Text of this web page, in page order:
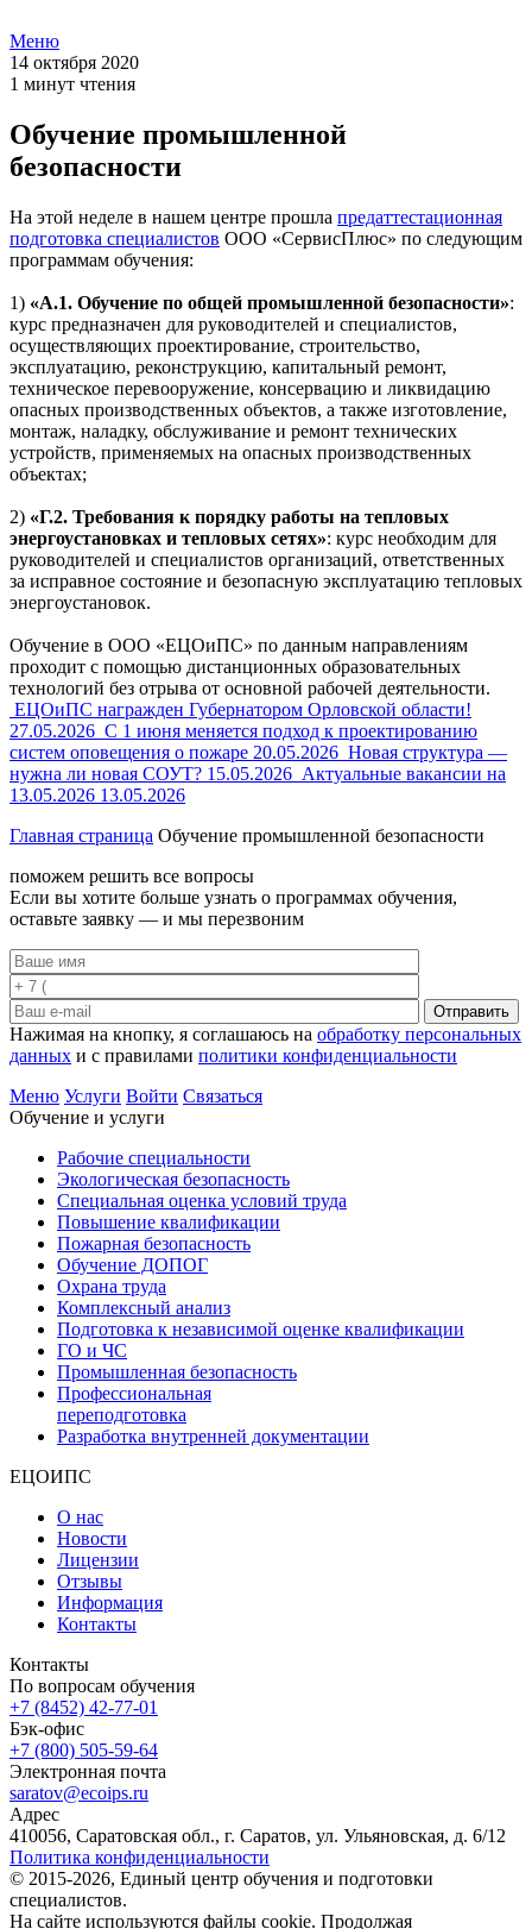
Меню
14 октября 2020
1 минут чтения
Обучение промышленной
безопасности
На этой неделе в нашем центре прошла предаттестационная
подготовка специалистов ООО «СервисПлюс» по следующим
программам обучения:
1) «А.1. Обучение по общей промышленной безопасности»:
курс предназначен для руководителей и специалистов,
осуществляющих проектирование, строительство,
эксплуатацию, реконструкцию, капитальный ремонт,
техническое перевооружение, консервацию и ликвидацию
опасных производственных объектов, а также изготовление,
монтаж, наладку, обслуживание и ремонт технических
устройств, применяемых на опасных производственных
объектах;
2) «Г.2. Требования к порядку работы на тепловых
энергоустановках и тепловых сетях»: курс необходим для
руководителей и специалистов организаций, ответственных
за исправное состояние и безопасную эксплуатацию тепловых
энергоустановок.
Обучение в ООО «ЕЦОиПС» по данным направлениям
проходит с помощью дистанционных образовательных
технологий без отрыва от основной рабочей деятельности.
ЕЦОиПС награжден Губернатором Орловской области!
27.05.2026 С 1 июня меняется подход к проектированию
систем оповещения о пожаре 20.05.2026 Новая структура —
нужна ли новая СОУТ? 15.05.2026 Актуальные вакансии на
13.05.2026 13.05.2026
Главная страница Обучение промышленной безопасности
поможем решить все вопросы
Если вы хотите больше узнать о программах обучения,
оставьте заявку — и мы перезвоним
Отправить
Нажимая на кнопку, я соглашаюсь на обработку персональных
данных и с правилами политики конфиденциальности
Меню Услуги Войти Связаться
Обучение и услуги
Рабочие специальности
Экологическая безопасность
Специальная оценка условий труда
Повышение квалификации
Пожарная безопасность
Обучение ДОПОГ
Охрана труда
Комплексный анализ
Подготовка к независимой оценке квалификации
ГО и ЧС
Промышленная безопасность
Профессиональная
переподготовка
Разработка внутренней документации
ЕЦОИПС
О нас
Новости
Лицензии
Отзывы
Информация
Контакты
Контакты
По вопросам обучения
+7 (8452) 42-77-01
Бэк-офис
+7 (800) 505-59-64
Электронная почта
saratov@ecoips.ru
Адрес
410056, Саратовская обл., г. Саратов, ул. Ульяновская, д. 6/12
Политика конфиденциальности
© 2015-2026, Единый центр обучения и подготовки
специалистов.
На сайте используются файлы cookie. Продолжая